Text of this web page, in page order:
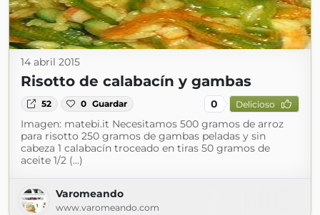
14 abril 2015
Risotto de calabacín y gambas
52 0 Guardar 0 Delicioso
Imagen: matebi.it Necesitamos 500 gramos de arroz
para risotto 250 gramos de gambas peladas y sin
cabeza 1 calabacín troceado en tiras 50 gramos de
aceite 1/2 (...)
Varomeando
www.varomeando.com